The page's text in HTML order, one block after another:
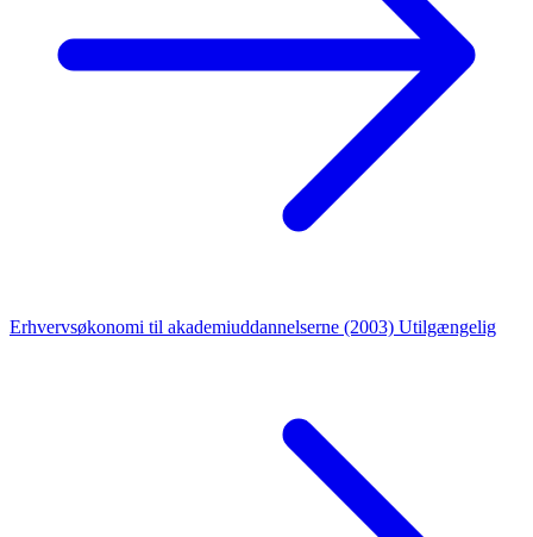
Erhvervsøkonomi til akademiuddannelserne (2003) Utilgængelig